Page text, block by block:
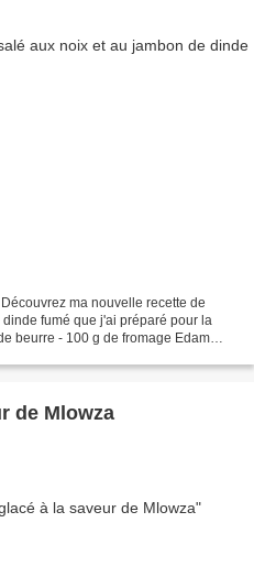
ma nouvelle recette de
fumé que j'ai préparé pour la
beurre - 100 g de fromage Edam
de Mlowza